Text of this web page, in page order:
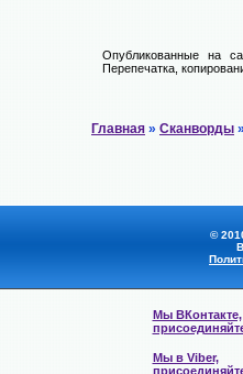
Опубликованные на
Перепечатка,
Главная » Сканворды
©
Мы ВКонтакте,
Мы в Viber,